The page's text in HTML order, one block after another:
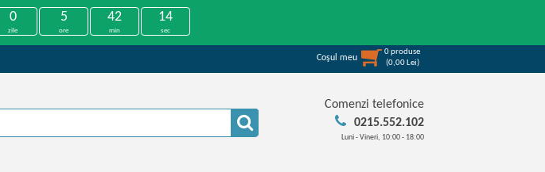
0
zile
5
ore
42
min
14
sec
Coşul meu
0produse
(0,00 Lei)
Comenzi telefonice
0215.552.102
Luni - Vineri, 10:00 - 18:00